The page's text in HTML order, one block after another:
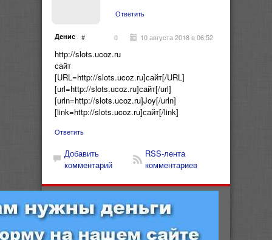
Ответить
Денис # 10 августа 2018 в 06:52
0
http://slots.ucoz.ru
сайт
[URL=http://slots.ucoz.ru]сайт[/URL]
[url=http://slots.ucoz.ru]сайт[/url]
[urln=http://slots.ucoz.ru]Joy[/urln]
[link=http://slots.ucoz.ru]сайт[/link]
Ответить
Добавить
комментарий
RSS-лента
комментариев